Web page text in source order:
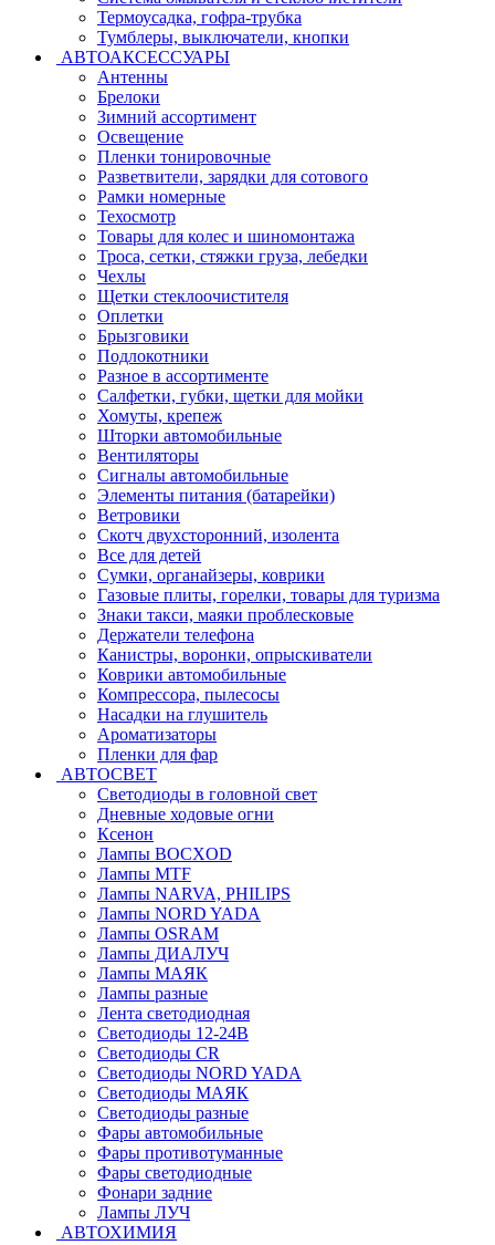
Термоусадка, гофра-трубка
Тумблеры, выключатели, кнопки
АВТОАКСЕССУАРЫ
Антенны
Брелоки
Зимний ассортимент
Освещение
Пленки тонировочные
Разветвители, зарядки для сотового
Рамки номерные
Техосмотр
Товары для колес и шиномонтажа
Троса, сетки, стяжки груза, лебедки
Чехлы
Щетки стеклоочистителя
Оплетки
Брызговики
Подлокотники
Разное в ассортименте
Салфетки, губки, щетки для мойки
Хомуты, крепеж
Шторки автомобильные
Вентиляторы
Сигналы автомобильные
Элементы питания (батарейки)
Ветровики
Скотч двухсторонний, изолента
Все для детей
Сумки, органайзеры, коврики
Газовые плиты, горелки, товары для туризма
Знаки такси, маяки проблесковые
Держатели телефона
Канистры, воронки, опрыскиватели
Коврики автомобильные
Компрессора, пылесосы
Насадки на глушитель
Ароматизаторы
Пленки для фар
АВТОСВЕТ
Светодиоды в головной свет
Дневные ходовые огни
Ксенон
Лампы BOCXOD
Лампы MTF
Лампы NARVA, PHILIPS
Лампы NORD YADA
Лампы OSRAM
Лампы ДИАЛУЧ
Лампы МАЯК
Лампы разные
Лента светодиодная
Светодиоды 12-24В
Светодиоды CR
Светодиоды NORD YADA
Светодиоды МАЯК
Светодиоды разные
Фары автомобильные
Фары противотуманные
Фары светодиодные
Фонари задние
Лампы ЛУЧ
АВТОХИМИЯ